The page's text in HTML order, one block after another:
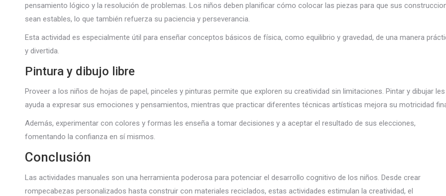
pensamiento lógico y la resolución de problemas. Los niños deben planificar cómo colocar las piezas para que sus
sean estables, lo que también refuerza su paciencia y perseverancia.
Esta actividad es especialmente útil para enseñar conceptos básicos de física, como equilibrio y gravedad, de una manera
y divertida.
Pintura y dibujo libre
Proveer a los niños de hojas de papel, pinceles y pinturas permite que exploren su creatividad sin limitaciones. Pintar y dibujar les
ayuda a expresar sus emociones y pensamientos, mientras que practicar diferentes técnicas artísticas mejora su motricidad
Además, experimentar con colores y formas les enseña a tomar decisiones y a aceptar el resultado de sus elecciones,
fomentando la confianza en sí mismos.
Conclusión
Las actividades manuales son una herramienta poderosa para potenciar el desarrollo cognitivo de los niños. Desde crear
rompecabezas personalizados hasta construir con materiales reciclados, estas actividades estimulan la creatividad, el